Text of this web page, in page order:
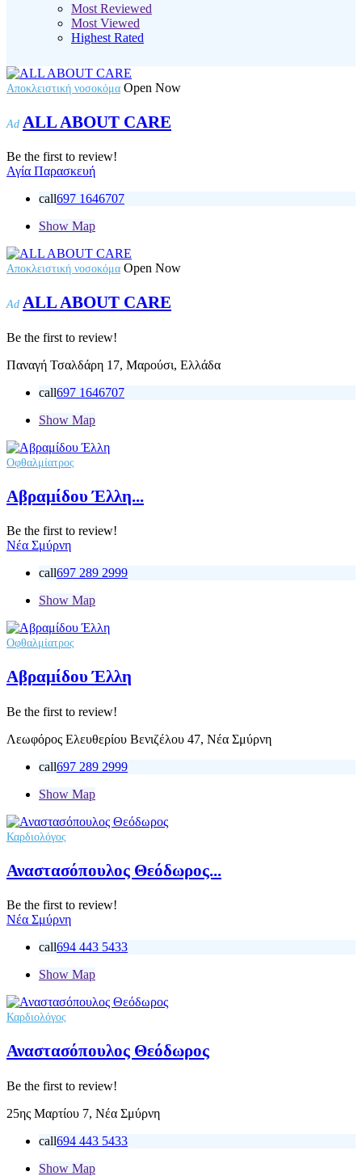
Most Reviewed
Most Viewed
Highest Rated
Αποκλειστική νοσοκόμα Open Now
Ad ALL ABOUT CARE
Be the first to review!
Αγία Παρασκευή
call697 1646707
Show Map
Αποκλειστική νοσοκόμα Open Now
Ad ALL ABOUT CARE
Be the first to review!
Παναγή Τσαλδάρη 17, Μαρούσι, Ελλάδα
call697 1646707
Show Map
Οφθαλμίατρος
Αβραμίδου Έλλη...
Be the first to review!
Νέα Σμύρνη
call697 289 2999
Show Map
Οφθαλμίατρος
Αβραμίδου Έλλη
Be the first to review!
Λεωφόρος Ελευθερίου Βενιζέλου 47, Νέα Σμύρνη
call697 289 2999
Show Map
Καρδιολόγος
Αναστασόπουλος Θεόδωρος...
Be the first to review!
Νέα Σμύρνη
call694 443 5433
Show Map
Καρδιολόγος
Αναστασόπουλος Θεόδωρος
Be the first to review!
25ης Μαρτίου 7, Νέα Σμύρνη
call694 443 5433
Show Map